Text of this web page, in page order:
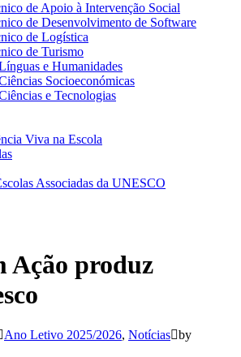
de Apoio à Intervenção Social
de Desenvolvimento de Software
de Logística
de Turismo
e Humanidades
Socioeconómicas
e Tecnologias
Viva na Escola
Associadas da UNESCO
Ação produz
Ano Letivo 2025/2026, Notícias by